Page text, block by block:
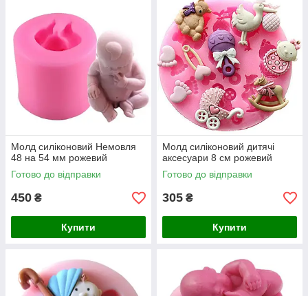
Молд силіконовий Немовля
48 на 54 мм рожевий
Готово до відправки
450 ₴
Купити
Молд силіконовий дитячі
аксесуари 8 см рожевий
Готово до відправки
305 ₴
Купити